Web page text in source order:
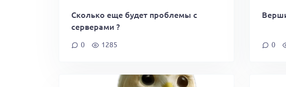
Сколько еще будет проблемы с
серверами ?
0 1285 0